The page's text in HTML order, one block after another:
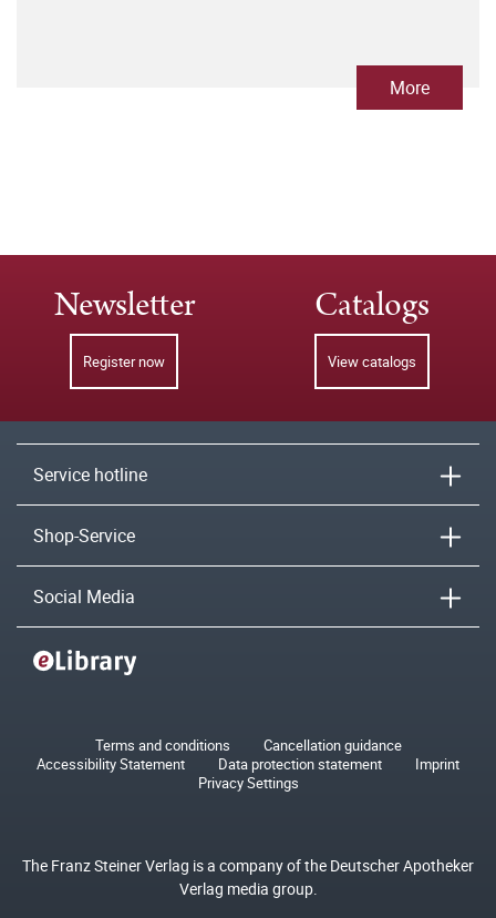
More
Newsletter
Register now
Catalogs
View catalogs
Service hotline
Shop-Service
Social Media
Terms and conditions
Cancellation guidance
Accessibility Statement
Data protection statement
Imprint
Privacy Settings
The Franz Steiner Verlag is a company of the Deutscher Apotheker
Verlag media group.